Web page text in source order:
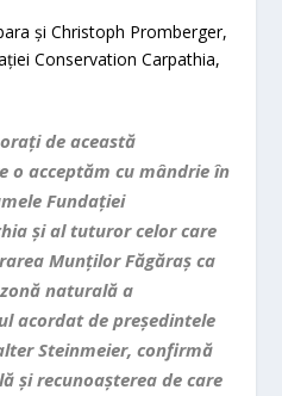
și Christoph Promberger,
Conservation Carpathia,
de această
o acceptăm cu mândrie în
Fundației
și al tuturor celor care
Munților Făgăraș ca
naturală a
acordat de președintele
Steinmeier, confirmă
și recunoașterea de care